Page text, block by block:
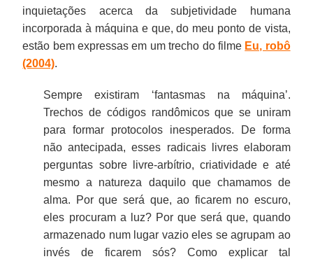
inquietações acerca da subjetividade humana
incorporada à máquina e que, do meu ponto de vista,
estão bem expressas em um trecho do filme Eu, robô
(2004).
Sempre existiram ‘fantasmas na máquina’.
Trechos de códigos randômicos que se uniram
para formar protocolos inesperados. De forma
não antecipada, esses radicais livres elaboram
perguntas sobre livre-arbítrio, criatividade e até
mesmo a natureza daquilo que chamamos de
alma. Por que será que, ao ficarem no escuro,
eles procuram a luz? Por que será que, quando
armazenado num lugar vazio eles se agrupam ao
invés de ficarem sós? Como explicar tal